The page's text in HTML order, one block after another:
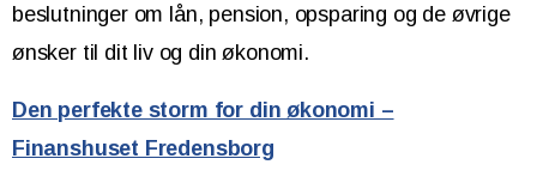
beslutninger om lån, pension, opsparing og de øvrige
ønsker til dit liv og din økonomi.
Den perfekte storm for din økonomi –
Finanshuset Fredensborg